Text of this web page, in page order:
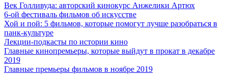
Век Голливуда: авторский кинокурс Анжелики Артюх
6-ой фестиваль фильмов об искусстве
Хой и пой: 5 фильмов, которые помогут лучше разобраться в
панк-культуре
Лекции-подкасты по истории кино
Главные кинопремьеры, которые выйдут в прокат в декабре
2019
Главные премьеры фильмов в ноябре 2019